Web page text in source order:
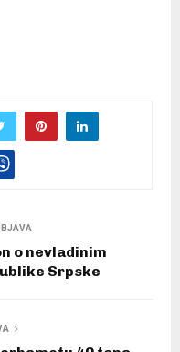
o nevladinim
Srpske